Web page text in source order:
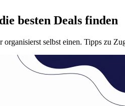
besten Deals finden
organisierst selbst einen. Tipps zu